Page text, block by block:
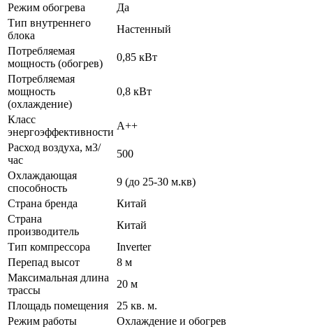
Режим обогрева
Да
Тип внутреннего
блока
Настенный
Потребляемая
мощность (обогрев)
0,85 кВт
Потребляемая
мощность
(охлаждение)
0,8 кВт
Класс
энергоэффективности
A++
Расход воздуха, м3/
час
500
Охлаждающая
способность
9 (до 25-30 м.кв)
Страна бренда
Китай
Страна
производитель
Китай
Тип компрессора
Inverter
Перепад высот
8 м
Максимальная длина
трассы
20 м
Площадь помещения
25 кв. м.
Режим работы
Охлаждение и обогрев